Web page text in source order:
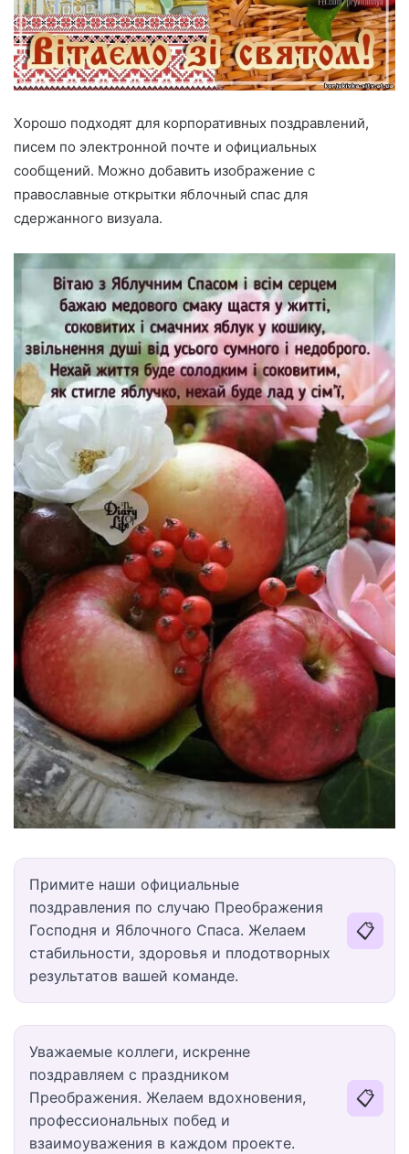
Хорошо подходят для корпоративных поздравлений,
писем по электронной почте и официальных
сообщений. Можно добавить изображение с
православные открытки яблочный спас для
сдержанного визуала.
Примите наши официальные
поздравления по случаю Преображения
Господня и Яблочного Спаса. Желаем
стабильности, здоровья и плодотворных
результатов вашей команде.
📋
Уважаемые коллеги, искренне
поздравляем с праздником
Преображения. Желаем вдохновения,
профессиональных побед и
взаимоуважения в каждом проекте.
📋